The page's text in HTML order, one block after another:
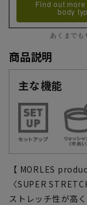
Find out
body
あくまでも
商品説明
主な機能
【 MORLES
〈SUPER
ストレッチ性が高